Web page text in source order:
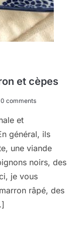
et cèpes
0 comments
et
général, ils
une viande
noirs, des
je vous
râpé, des